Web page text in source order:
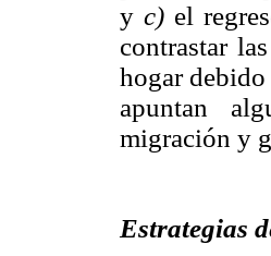
y c) el
contrastar
hogar
apuntan
migración y
Estrategias